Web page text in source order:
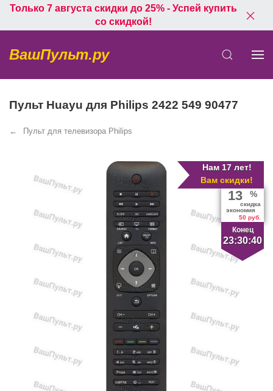
Только 7 августа скидки до 25% - Успей купить
со скидкой!
ВашПульт.ру
Пульт Huayu для Philips 2422 549 90477
Пульт для телевизора Philips
Нам 17 лет!
Вам скидки!
Конец
23:30:39
13 %
скидка
экономия
50 руб.